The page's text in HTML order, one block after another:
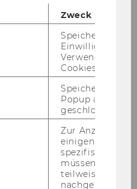
Interests & CV
Zweck
Speichert Ihre
Einwilligung zur
Verwendung von
Cookies.
Speichert ob ein
Popup
geschlossen
Zur Anzeige von
einigen WU-
spezifischen
müssen
teilweise von
nachgelagerten